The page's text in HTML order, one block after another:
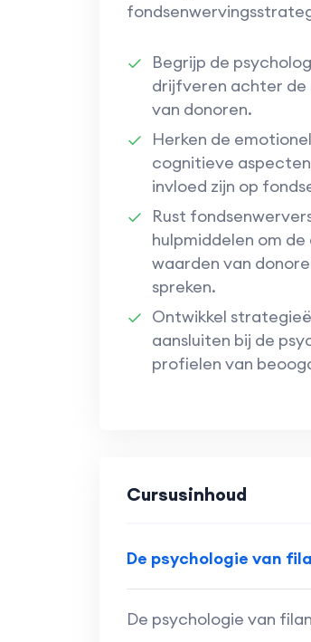
Begrijp de
drijfveren achter
van donoren.
Herken de
cognitieve
invloed zijn op
Rust
hulpmiddelen om
waarden van
spreken.
Ontwikkel
aansluiten bij de
profielen van
Cursusinhoud
De psychologie van
De psychologie van